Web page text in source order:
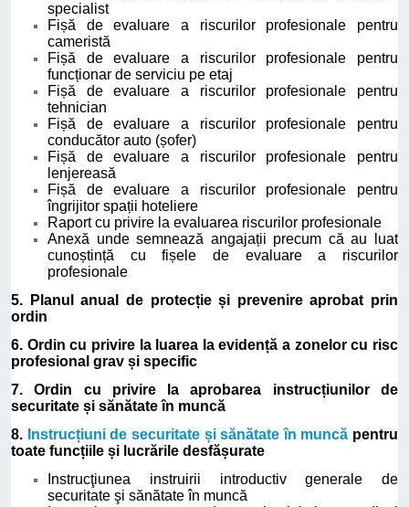
specialist
Fișă de evaluare a riscurilor profesionale pentru
cameristă
Fișă de evaluare a riscurilor profesionale pentru
funcționar de serviciu pe etaj
Fișă de evaluare a riscurilor profesionale pentru
tehnician
Fișă de evaluare a riscurilor profesionale pentru
conducător auto (șofer)
Fișă de evaluare a riscurilor profesionale pentru
lenjereasă
Fișă de evaluare a riscurilor profesionale pentru
îngrijitor spații hoteliere
Raport cu privire la evaluarea riscurilor profesionale
Anexă unde semnează angajații precum că au luat
cunoștință cu fișele de evaluare a riscurilor
profesionale
5. Planul anual de protecție și prevenire aprobat prin
ordin
6. Ordin cu privire la luarea la evidență a zonelor cu risc
profesional grav și specific
7. Ordin cu privire la aprobarea instrucțiunilor de
securitate și sănătate în muncă
8. Instrucțiuni de securitate și sănătate în muncă pentru
toate funcțiile și lucrările desfășurate
Instrucţiunea instruirii introductiv generale de
securitate şi sănătate în muncă